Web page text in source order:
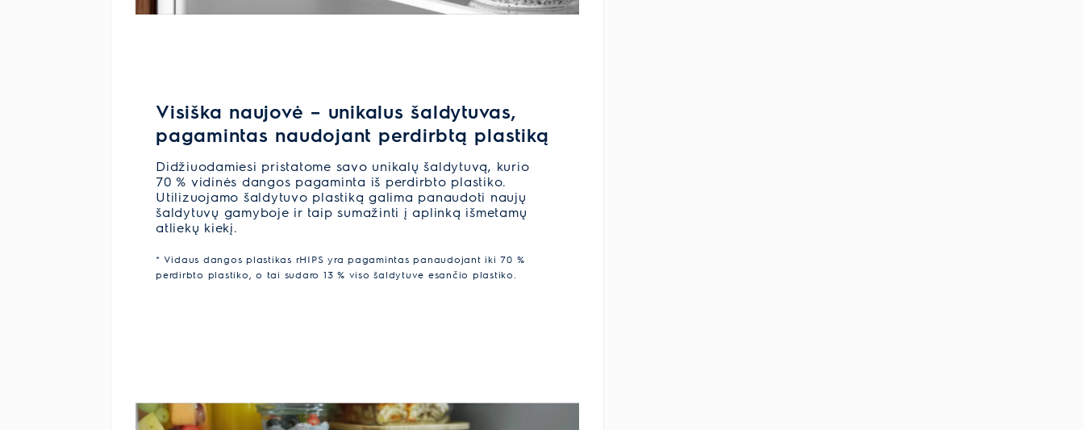
Visiška naujovė – unikalus šaldytuvas,
pagamintas naudojant perdirbtą plastiką
Didžiuodamiesi pristatome savo unikalų šaldytuvą, kurio
70 % vidinės dangos pagaminta iš perdirbto plastiko.
Utilizuojamo šaldytuvo plastiką galima panaudoti naujų
šaldytuvų gamyboje ir taip sumažinti į aplinką išmetamų
atliekų kiekį.
* Vidaus dangos plastikas rHIPS yra pagamintas panaudojant iki 70 %
perdirbto plastiko, o tai sudaro 13 % viso šaldytuve esančio plastiko.